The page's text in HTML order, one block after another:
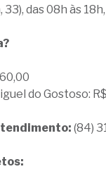
33), das 08h às
do Gostoso:
(84)